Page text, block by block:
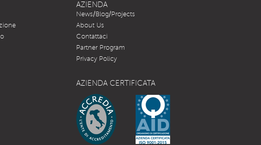
AZIENDA
News/Blog/Projects
About Us
Contattaci
Partner Program
Privacy Policy
AZIENDA CERTIFICATA